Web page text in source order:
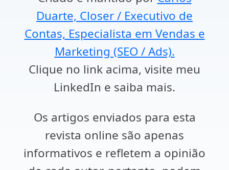
Duarte, Closer / Executivo de
Contas, Especialista em Vendas e
Marketing (SEO / Ads).
Clique no link acima, visite meu
LinkedIn e saiba mais.
Os artigos enviados para esta
revista online são apenas
informativos e refletem a opinião